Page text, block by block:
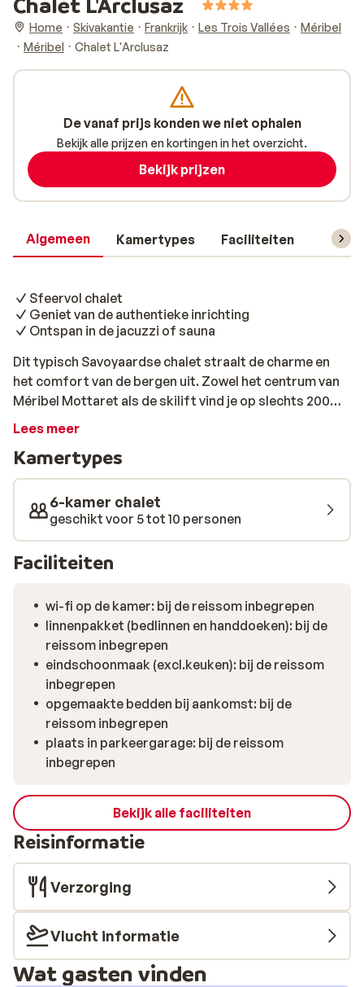
Home Skivakantie Frankrijk Les Trois Vallées
Méribel
Méribel
Chalet L'Arclusaz
Algemeen Kamertypes Faciliteiten
Sfeervol chalet
Geniet van de authentieke inrichting
Ontspan in de jacuzzi of sauna
Dit typisch Savoyaardse chalet straalt de charme en
het comfort van de bergen uit. Zowel het centrum van
Méribel Mottaret als de skilift vind je op slechts 200
meter afstand. Het chalet is geschikt voor 10 personen
badkamers. In de sfeervolle woonkamer kun je heerlijk
opwarmen bij de open haard. Zin in wat ontspanning?
Na een lange skidag kun je genieten van je eigen jacuzzi
en een sauna.
Lees meer
Kamertypes
6-kamer chalet
geschikt voor 5 tot 10 personen
Faciliteiten
wi-fi op de kamer: bij de reissom inbegrepen
linnenpakket (bedlinnen en handdoeken): bij de
reissom inbegrepen
eindschoonmaak (excl.keuken): bij de reissom
inbegrepen
opgemaakte bedden bij aankomst: bij de
reissom inbegrepen
plaats in parkeergarage: bij de reissom
inbegrepen
Bekijk alle faciliteiten
Reisinformatie
Verzorging
Vlucht informatie
Wat gasten vinden
De vanaf prijs konden we niet ophalen
Bekijk alle prijzen en kortingen in het overzicht.
Bekijk prijzen